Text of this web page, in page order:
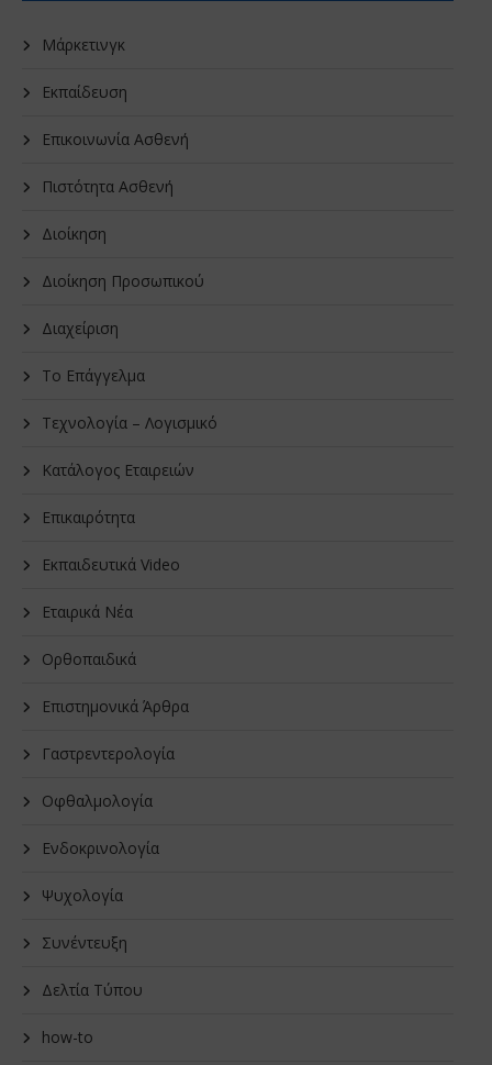
Μάρκετινγκ
Εκπαίδευση
Επικοινωνία Ασθενή
Πιστότητα Ασθενή
Διοίκηση
Διοίκηση Προσωπικού
Διαχείριση
Το Επάγγελμα
Τεχνολογία – Λογισμικό
Κατάλογος Εταιρειών
Επικαιρότητα
Εκπαιδευτικά Video
Εταιρικά Νέα
Oρθοπαιδικά
Επιστημονικά Άρθρα
Γαστρεντερολογία
Οφθαλμολογία
Ενδοκρινολογία
Ψυχολογία
Συνέντευξη
Δελτία Τύπου
how-to